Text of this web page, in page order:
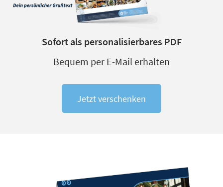
Sofort als personalisierbares PDF
Bequem per E-Mail erhalten
Jetzt verschenken